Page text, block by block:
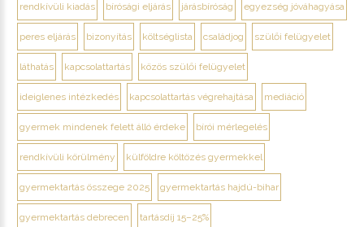
rendkívüli kiadás bírósági eljárás járásbíróság egyezség jóváhagyása
peres eljárás bizonyítás költséglista családjog szülői felügyelet
láthatás kapcsolattartás közös szülői felügyelet
ideiglenes intézkedés kapcsolattartás végrehajtása mediáció
gyermek mindenek felett álló érdeke bírói mérlegelés
rendkívüli körülmény külföldre költözés gyermekkel
gyermektartás összege 2025 gyermektartás hajdú-bihar
gyermektartás debrecen tartásdíj 15–25%